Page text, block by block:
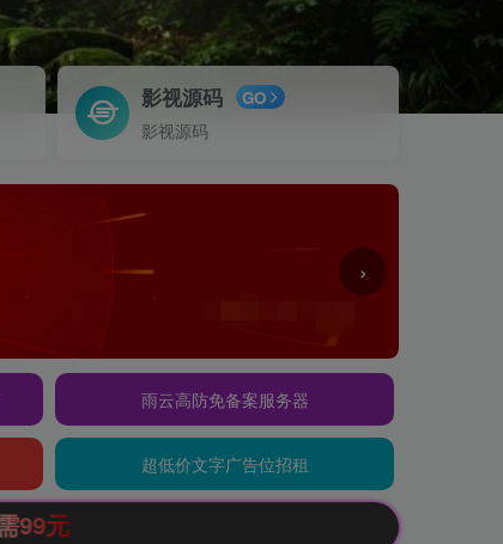
影视源码 GO
影视源码
›
雨云高防免备案服务器
超低价文字广告位招租